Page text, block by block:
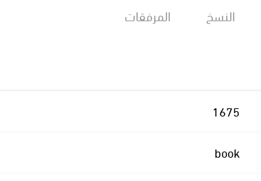
النسخ المرفقات
1675
book